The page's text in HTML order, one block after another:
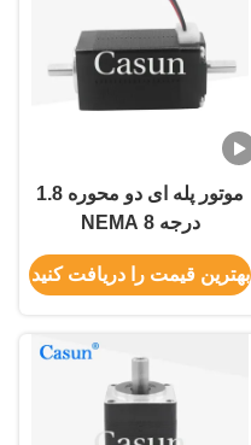
موتور پله ای دو محوره 1.8
درجه NEMA 8
20*20*38mm 40mN.M
ROHS
بهترین قیمت را دریافت کنید